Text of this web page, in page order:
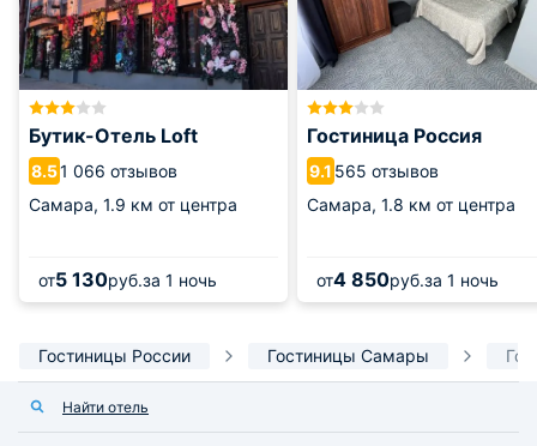
Бутик-Отель Loft
8.51 066 отзывов
Самара, 1.9 км от центра
от5 130руб.за 1 ночь
Гостиница Россия
9.1 565 отзывов
Самара, 1.8 км от центра
от4 850руб.за 1 ночь
Гостиницы России Гостиницы Самары
Найти отель